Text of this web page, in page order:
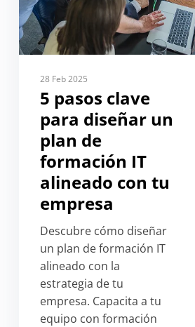
28 Feb 2025
5 pasos clave
para diseñar un
plan de
formación IT
alineado con tu
empresa
Descubre cómo diseñar
un plan de formación IT
alineado con la
estrategia de tu
empresa. Capacita a tu
equipo con formación